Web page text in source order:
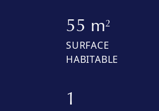
55 m2
SURFACE
HABITABLE
1